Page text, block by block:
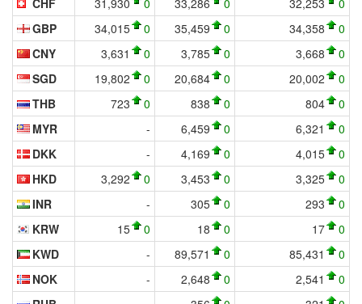
CHF
31,930 0 33,286 0 32,253
0
GBP
34,015 0 35,459 0 34,358
0
CNY
3,631 0 3,785 0 3,668
0
SGD
19,802 0 20,684 0 20,002
0
THB
723 0 838 0 804
0
MYR
- 6,459 0 6,321
0
DKK
- 4,169 0 4,015
0
HKD
3,292 0 3,453 0 3,325
0
INR
- 305 0 293
0
KRW
15 0 18 0 17
0
KWD
- 89,571 0 85,431
0
NOK
- 2,648 0 2,541
0